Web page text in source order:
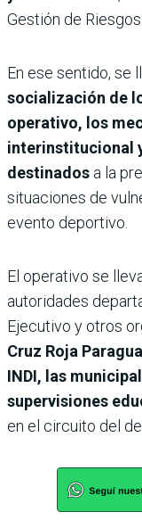
Gestión de
En ese sentido, se
socialización de
operativo, los
interinstitucional
destinados a la
situaciones de
evento deportivo.
El operativo se
autoridades
Ejecutivo y otros
Cruz Roja
INDI, las
supervisiones
en el circuito del